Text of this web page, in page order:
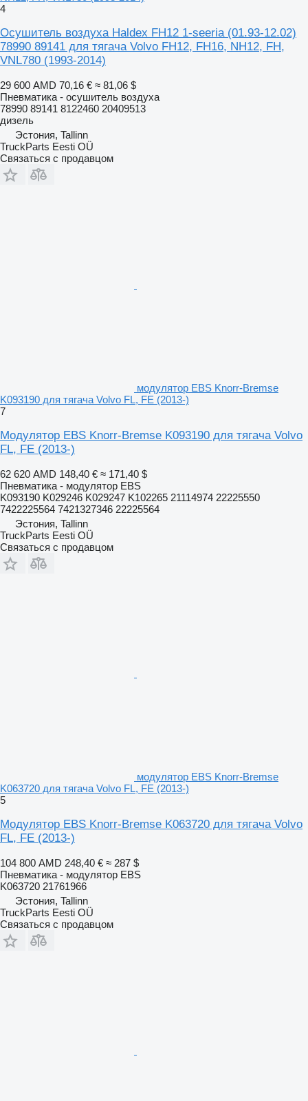
4
Осушитель воздуха Haldex FH12 1-seeria (01.93-12.02)
78990 89141 для тягача Volvo FH12, FH16, NH12, FH,
VNL780 (1993-2014)
29 600 AMD 70,16 € ≈ 81,06 $
Пневматика - осушитель воздуха
78990 89141 8122460 20409513
дизель
Эстония, Tallinn
TruckParts Eesti OÜ
Связаться с продавцом
модулятор EBS Knorr-Bremse
K093190 для тягача Volvo FL, FE (2013-)
7
Модулятор EBS Knorr-Bremse K093190 для тягача Volvo
FL, FE (2013-)
62 620 AMD 148,40 € ≈ 171,40 $
Пневматика - модулятор EBS
K093190 K029246 K029247 K102265 21114974 22225550
7422225564 7421327346 22225564
Эстония, Tallinn
TruckParts Eesti OÜ
Связаться с продавцом
модулятор EBS Knorr-Bremse
K063720 для тягача Volvo FL, FE (2013-)
5
Модулятор EBS Knorr-Bremse K063720 для тягача Volvo
FL, FE (2013-)
104 800 AMD 248,40 € ≈ 287 $
Пневматика - модулятор EBS
K063720 21761966
Эстония, Tallinn
TruckParts Eesti OÜ
Связаться с продавцом